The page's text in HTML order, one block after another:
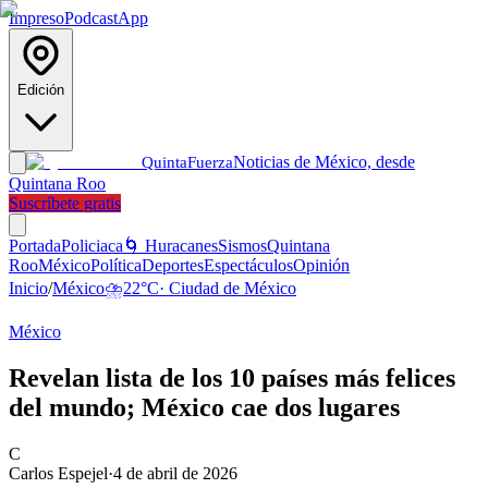
ImpresoPodcastApp
Edición
QuintaFuerzaNoticias de México, desde
Quintana Roo
Suscríbete gratis
PortadaPoliciaca 🌀 HuracanesSismosQuintana
RooMéxicoPolíticaDeportesEspectáculosOpinión
Inicio/México⛈️22°C· Ciudad de México
México
Revelan lista de los 10 países más felices
del mundo; México cae dos lugares
C
Carlos Espejel·4 de abril de 2026